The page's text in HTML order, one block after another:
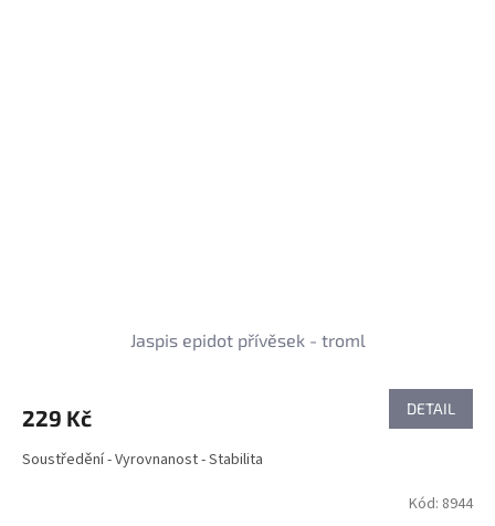
Jaspis epidot přívěsek - troml
229 Kč DETAIL
Soustředění - Vyrovnanost - Stabilita
Kód: 8944